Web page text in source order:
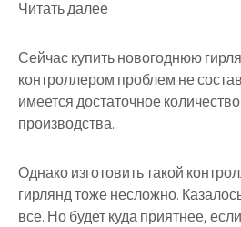
Читать далее
Сейчас купить новогоднюю
контроллером проблем не
имеется достаточное
производства.
Однако изготовить такой
гирлянд тоже несложно.
все. Но будет куда приятнее,